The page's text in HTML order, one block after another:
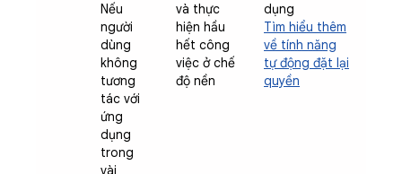
Nếu
người
dùng
không
tương
tác với
ứng
dụng
trong
vài
và thực
hiện hầu
hết công
việc ở chế
độ nền
dụng
Tìm hiểu thêm
về tính năng
tự động đặt lại
quyền